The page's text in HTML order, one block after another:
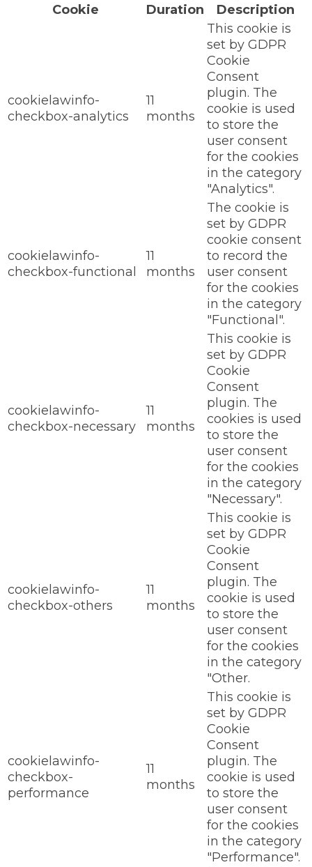
Cookie
Duration Description
cookielawinfo-
checkbox-analytics
11
months
This cookie is
set by GDPR
Cookie
Consent
plugin. The
cookie is used
to store the
user consent
for the cookies
in the category
"Analytics".
cookielawinfo-
checkbox-functional
11
months
The cookie is
set by GDPR
cookie consent
to record the
user consent
for the cookies
in the category
"Functional".
cookielawinfo-
checkbox-necessary
11
months
This cookie is
set by GDPR
Cookie
Consent
plugin. The
cookies is used
to store the
user consent
for the cookies
in the category
"Necessary".
cookielawinfo-
checkbox-others
11
months
This cookie is
set by GDPR
Cookie
Consent
plugin. The
cookie is used
to store the
user consent
for the cookies
in the category
"Other.
cookielawinfo-
checkbox-
performance
11
months
This cookie is
set by GDPR
Cookie
Consent
plugin. The
cookie is used
to store the
user consent
for the cookies
in the category
"Performance".